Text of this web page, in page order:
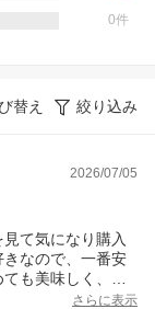
0件
替え 絞り込み
2026/07/05
て気になり購入
なので、一番安
も美味しく、自
さらに表示